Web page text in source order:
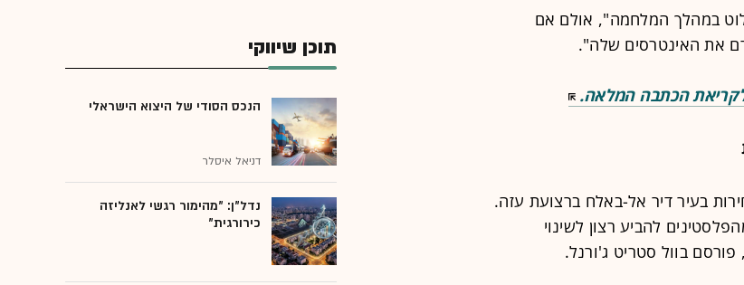
במהלך המלחמה", אולם אם
את האינטרסים שלה".
הכתבה המלאה.
לראשונה מזה 20 שנה בחירות בעיר דיר אל-באלח ברצועת עזה.
להביע רצון לשינוי
בוול סטריט ג'ורנל.
תוכן שיווקי
הנכס הסודי של היצוא הישראלי
דניאל איסלר
נדל"ן: "מהימור רגשי לאנליזה
כירורגית"